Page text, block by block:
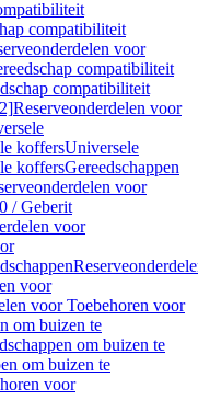
compatibiliteit
voor
compatibiliteit
compatibiliteit
Reserveonderdelen voor
koffersUniversele
koffersGereedschappen
voor
/ Geberit
voor
voor
voor Toebehoren voor
om buizen te
om buizen te
om buizen te
voor